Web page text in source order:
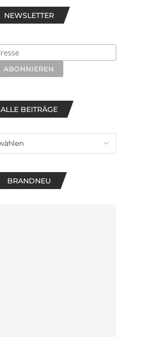
NEWSLETTER
ALLE BEITRÄGE
BRANDNEU